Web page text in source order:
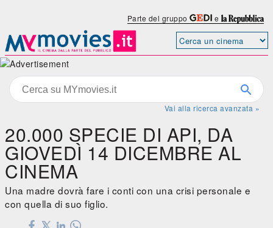
Parte del gruppo e
Vai alla ricerca avanzata »
20.000 SPECIE DI API, DA
GIOVEDÌ 14 DICEMBRE AL
CINEMA
Una madre dovrà fare i conti con una crisi personale e
con quella di suo figlio.